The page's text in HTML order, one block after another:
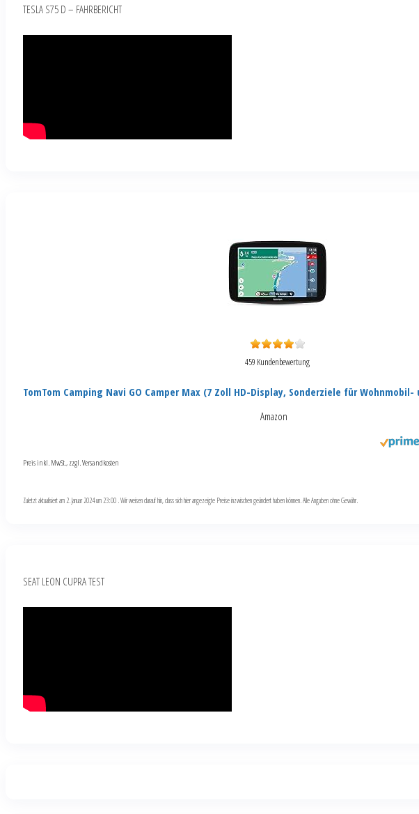
TESLA S75 D – FAHRBERICHT
459 Kundenbewertung
TomTom Camping Navi GO Camper Max (7 Zoll HD-Display, Sonderziele für
Amazon
Preis inkl. MwSt., zzgl. Versandkosten
Zuletzt aktualisiert am 2. Januar 2024 um 23:00 . Wir weisen darauf hin, dass sich hier angezeigte Preise inzwischen geändert haben können. Alle Angaben ohne Gewähr.
SEAT LEON CUPRA TEST